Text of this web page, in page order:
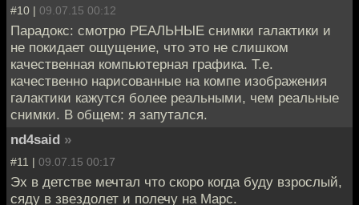
#10 | 09.07.15 00:12
Парадокс: смотрю РЕАЛЬНЫЕ снимки галактики и
не покидает ощущение, что это не слишком
качественная компьютерная графика. Т.е.
качественно нарисованные на компе изображения
галактики кажутся более реальными, чем реальные
снимки. В общем: я запутался.
nd4said »
#11 | 09.07.15 00:17
Эх в детстве мечтал что скоро когда буду взрослый,
сяду в звездолет и полечу на Марс.